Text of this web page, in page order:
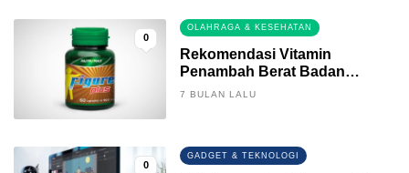
0
OLAHRAGA & KESEHATAN
Rekomendasi Vitamin
Penambah Berat Badan
Terbaik
7 BULAN LALU
0
GADGET & TEKNOLOGI